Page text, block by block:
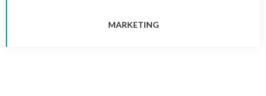
MARKETING